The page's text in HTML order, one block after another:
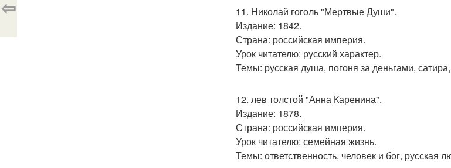
11. Николай гоголь "Мертвые Души".
Издание: 1842.
Страна: российская империя.
Урок читателю: русский характер.
Темы: русская душа, погоня за деньгами,
12. лев толстой "Анна Каренина".
Издание: 1878.
Страна: российская империя.
Урок читателю: семейная жизнь.
Темы: ответственность, человек и бог, русская
⇦